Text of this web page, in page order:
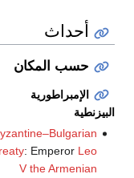
أحداث
حسب المكان
الإمبراطورية
البيزنطية
: Emperor Leo
V the Armenian